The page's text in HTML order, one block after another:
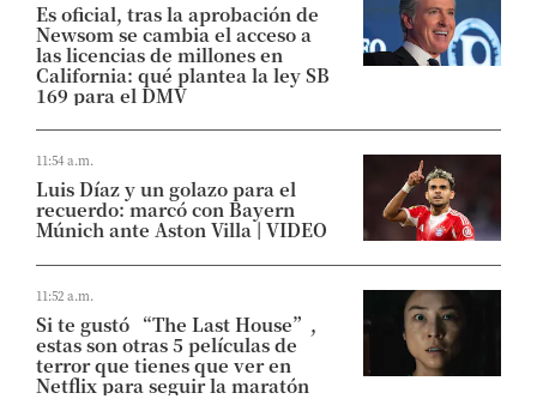
Es oficial, tras la aprobación de
Newsom se cambia el acceso a
las licencias de millones en
California: qué plantea la ley SB
169 para el DMV
11:54 a.m.
Luis Díaz y un golazo para el
recuerdo: marcó con Bayern
Múnich ante Aston Villa | VIDEO
11:52 a.m.
Si te gustó “The Last House”,
estas son otras 5 películas de
terror que tienes que ver en
Netflix para seguir la maratón